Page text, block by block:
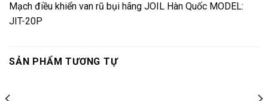
Mạch điều khiển van rũ bụi hãng JOIL Hàn Quốc MODEL:
JIT-20P
SẢN PHẨM TƯƠNG TỰ